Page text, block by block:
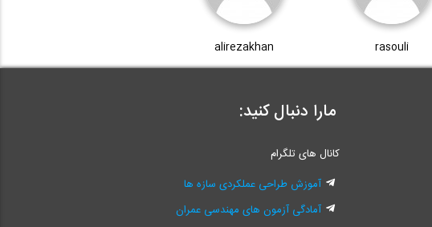
rasouli
alirezakhan
مارا دنبال کنید:
کانال های تلگرام
آموزش طراحی عملکردی سازه ها
آمادگی آزمون های مهندسی عمران